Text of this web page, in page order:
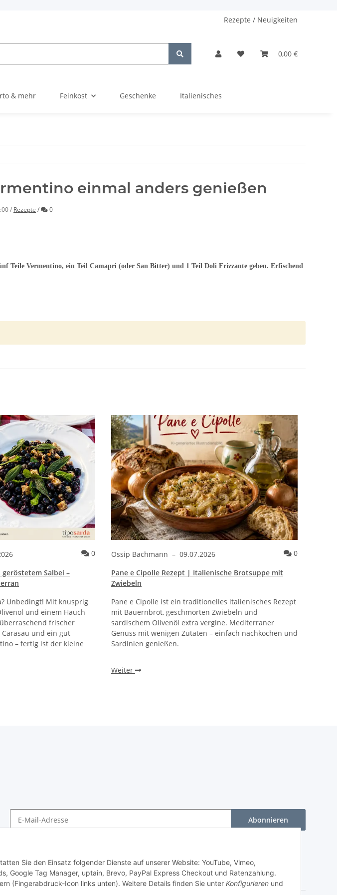
Sie den Einsatz folgender Dienste auf unserer Website: YouTube, Vimeo,
Google Tag Manager, uptain, Brevo, PayPal Express Checkout und Ratenzahlung.
(Fingerabdruck-Icon links unten). Weitere Details finden Sie unter Konfigurieren und
Rezepte / Neuigkeiten
0,00 €
& mehr Feinkost Geschenke Italienisches
einmal anders genießen
/ Rezepte / Kommentare
0
Teile Vermentino, ein Teil Camapri (oder San Bitter) und 1 Teil Doli Frizzante geben. Erfischend
mit Knoblauch, Chili & Petersilie – mediterranes Rezept
0Kommentare zum Artikel Blaubeeren-Mozzarella mit geröstetem
Salbei –
Unbedingt! Mit knusprig
und einem Hauch
frischer
Carasau und ein gut
– fertig ist der kleine
Ossip Bachmann – 09.07.2026 0
Pane e Cipolle Rezept | Italienische Brotsuppe mit
Zwiebeln
Pane e Cipolle ist ein traditionelles italienisches Rezept
mit Bauernbrot, geschmorten Zwiebeln und
sardischem Olivenöl extra vergine. Mediterraner
Genuss mit wenigen Zutaten – einfach nachkochen und
Sardinien genießen.
Weiter
Abonnieren